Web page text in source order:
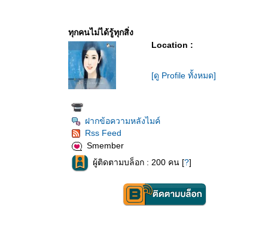
ทุกคนไม่ได้รู้ทุกสิ่ง
Location :
[ดู Profile ทั้งหมด]
ฝากข้อความหลังไมค์
Rss Feed
Smember
ผู้ติดตามบล็อก : 200 คน [?]